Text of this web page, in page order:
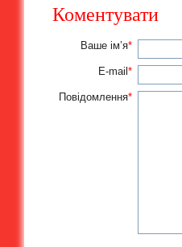
Коментувати
Ваше ім’я*
E-mail *
Повідомлення*